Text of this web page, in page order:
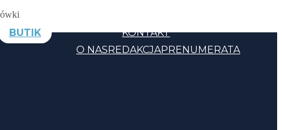
BUTIK
KONTAKT
O NASREDAKCJAPRENUMERATA